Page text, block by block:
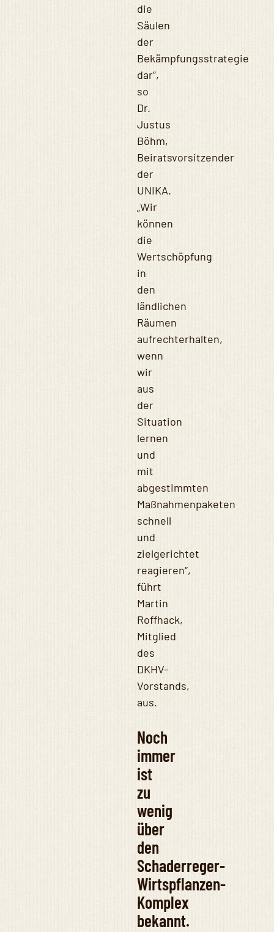
die
Säulen
der
Bekämpfungsstrategie
dar“,
so
Dr.
Justus
Böhm,
Beiratsvorsitzender
der
UNIKA.
„Wir
können
die
Wertschöpfung
in
den
ländlichen
Räumen
aufrechterhalten,
wenn
wir
aus
der
Situation
lernen
und
mit
abgestimmten
Maßnahmenpaketen
schnell
und
zielgerichtet
reagieren“,
führt
Martin
Roffhack,
Mitglied
des
DKHV-
Vorstands,
aus.
Noch
immer
ist
zu
wenig
über
den
Schaderreger-
Wirtspflanzen-
Komplex
bekannt.